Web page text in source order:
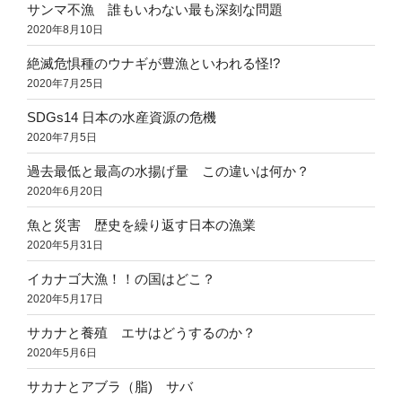
サンマ不漁 誰もいわない最も深刻な問題
2020年8月10日
絶滅危惧種のウナギが豊漁といわれる怪!?
2020年7月25日
SDGs14 日本の水産資源の危機
2020年7月5日
過去最低と最高の水揚げ量 この違いは何か？
2020年6月20日
魚と災害 歴史を繰り返す日本の漁業
2020年5月31日
イカナゴ大漁！！の国はどこ？
2020年5月17日
サカナと養殖 エサはどうするのか？
2020年5月6日
サカナとアブラ（脂) サバ